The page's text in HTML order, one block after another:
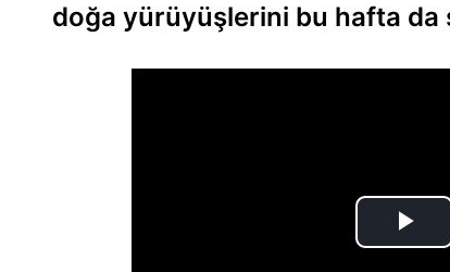
doğa yürüyüşlerini bu hafta da